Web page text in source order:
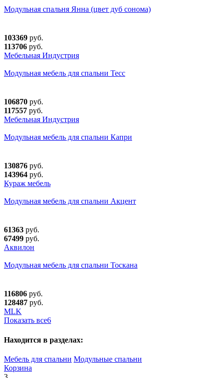
Модульная спальня Янна (цвет дуб сонома)
103369 руб.
113706 руб.
Мебельная Индустрия
Модульная мебель для спальни Тесс
106870 руб.
117557 руб.
Мебельная Индустрия
Модульная мебель для спальни Капри
130876 руб.
143964 руб.
Кураж мебель
Модульная мебель для спальни Акцент
61363 руб.
67499 руб.
Аквилон
Модульная мебель для спальни Тоскана
116806 руб.
128487 руб.
MLK
Показать все6
Находится в разделах:
Мебель для спальни Модульные спальни
Корзина